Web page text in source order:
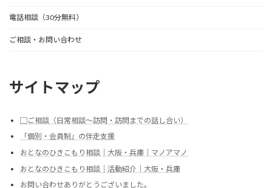
電話相談（30分無料）
ご相談・お問い合わせ
サイトマップ
▢ご相談（日常相談～訪問・訪問までの話し合い）
「個別・会員制」の伴走支援
おとなのひきこもり相談｜大阪・兵庫｜マノアマノ
おとなのひきこもり相談｜活動紹介｜大阪・兵庫
お問い合わせありがとうございました。